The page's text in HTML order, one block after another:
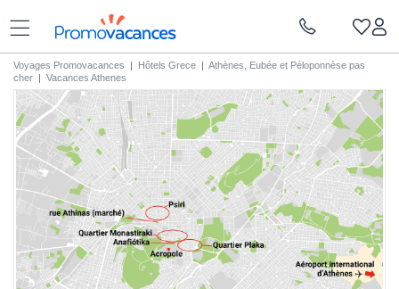
Voyages Promovacances | Hôtels Grece | Athènes, Eubée et Péloponnèse pas
cher | Vacances Athenes